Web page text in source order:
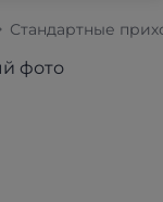
Стандартные